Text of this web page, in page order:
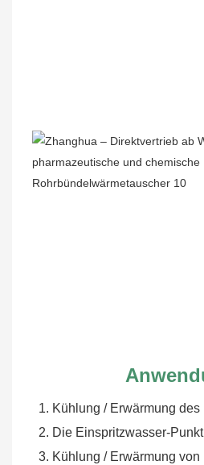
1. Kühlung / Erwärmung
2. Die Einspritzwasser-